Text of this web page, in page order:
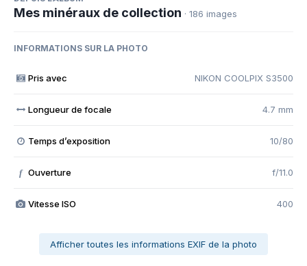
Mes minéraux de collection · 186 images
INFORMATIONS SUR LA PHOTO
Pris avec NIKON COOLPIX S3500
Longueur de focale 4.7 mm
Temps d’exposition 10/80
f Ouverture f/11.0
Vitesse ISO 400
Afficher toutes les informations EXIF de la photo